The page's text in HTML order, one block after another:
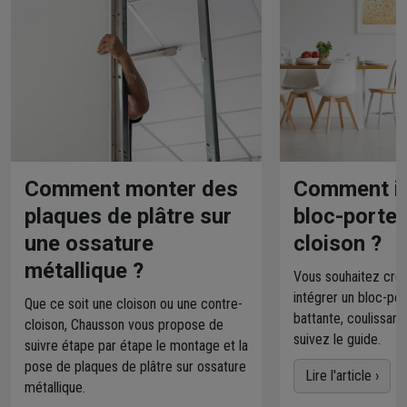
Comment monter des
plaques de plâtre sur
une ossature
métallique ?
Que ce soit une cloison ou une contre-
cloison, Chausson vous propose de
suivre étape par étape le montage et la
pose de plaques de plâtre sur ossature
métallique.
Comment
bloc-porte
cloison ?
Vous souhaitez
intégrer un bloc-
battante,
suivez le guide.
Lire l'article ›